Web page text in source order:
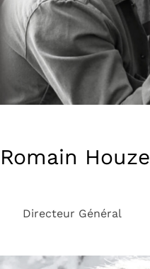
Romain Houze
Directeur Général